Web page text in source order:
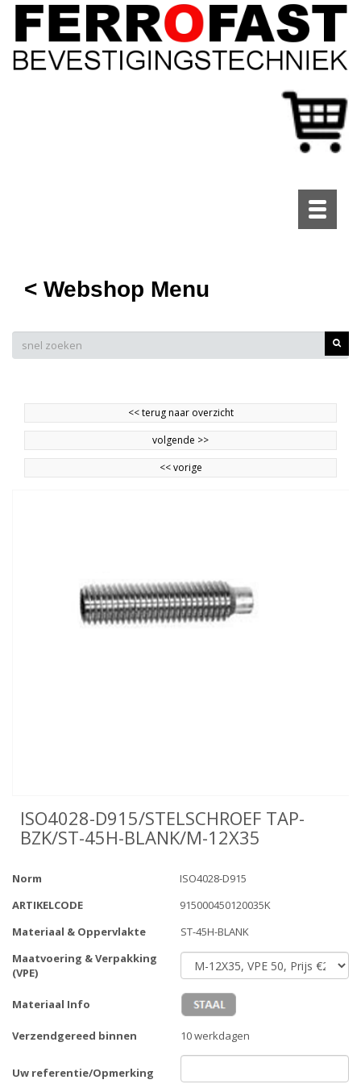
Toggle
< Webshop Menu
<<terug naar overzicht
volgende >>
<<vorige
ISO4028-D915/STELSCHROEF TAP-
BZK/ST-45H-BLANK/M-12X35
Norm
ISO4028-D915
ARTIKELCODE
915000450120035K
Materiaal & Oppervlakte
ST-45H-BLANK
Maatvoering & Verpakking
(VPE)
Materiaal Info
Verzendgereed binnen 10 werkdagen
Uw referentie/Opmerking